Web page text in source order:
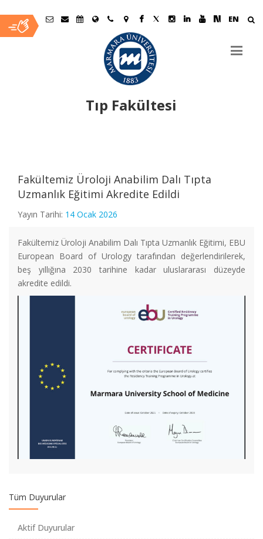
EN
Tıp Fakültesi
İçerikFakültemiz Üroloji Anabilim Dalı Tıpta
Uzmanlık Eğitimi Akredite Edildi
Yayın Tarihi: 14 Ocak 2026
Fakültemiz Üroloji Anabilim Dalı Tıpta Uzmanlık Eğitimi, EBU
European Board of Urology tarafından değerlendirilerek,
beş yıllığına 2030 tarihine kadar uluslararası düzeyde
akredite edildi.
Tüm Duyurular
Aktif Duyurular
Fakültemiz 41. Yıl Kuruluş Yıldönümü Etkinliği
Fakültemiz İç Hastalıkları Anabilim Dalı, Romatoloji Bilim Dalı
Başkanı Prof.Dr. Rafi Haner Direskeneli’nin de yazarları
arasında bulunduğu “A disease -associated gene desert
Öğretim Öğrencileri için AB Bursları)